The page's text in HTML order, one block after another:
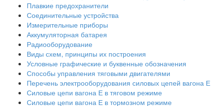
Плавкие предохранители
Соединительные устройства
Измерительные приборы
Аккумуляторная батарея
Радиооборудование
Виды схем, принципы их построения
Условные графические и буквенные обозначения
Способы управления тяговыми двигателями
Перечень электрооборудования силовых цепей вагона Е
Силовые цепи вагона Е в тяговом режиме
Силовые цепи вагона Е в тормозном режиме